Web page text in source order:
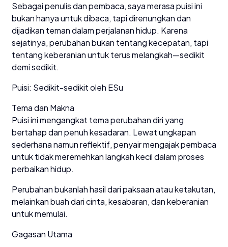
Sebagai penulis dan pembaca, saya merasa puisi ini
bukan hanya untuk dibaca, tapi direnungkan dan
dijadikan teman dalam perjalanan hidup. Karena
sejatinya, perubahan bukan tentang kecepatan, tapi
tentang keberanian untuk terus melangkah—sedikit
demi sedikit.
Puisi: Sedikit-sedikit oleh ESu
Tema dan Makna
Puisi ini mengangkat tema perubahan diri yang
bertahap dan penuh kesadaran. Lewat ungkapan
sederhana namun reflektif, penyair mengajak pembaca
untuk tidak meremehkan langkah kecil dalam proses
perbaikan hidup.
Perubahan bukanlah hasil dari paksaan atau ketakutan,
melainkan buah dari cinta, kesabaran, dan keberanian
untuk memulai.
Gagasan Utama